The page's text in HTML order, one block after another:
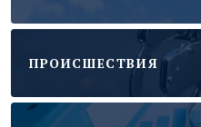
ПРОИСШЕСТВИЯ